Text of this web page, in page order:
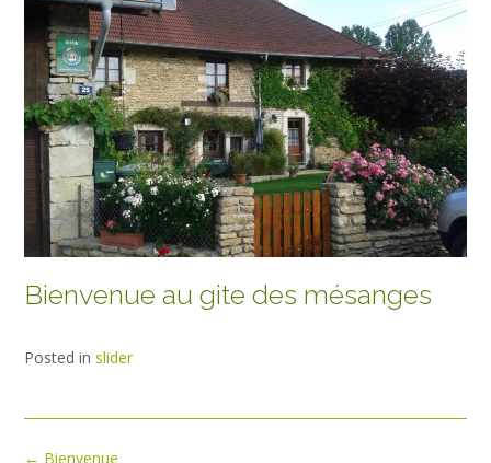
Bienvenue au gite des mésanges
Posted in slider
Post
← Bienvenue